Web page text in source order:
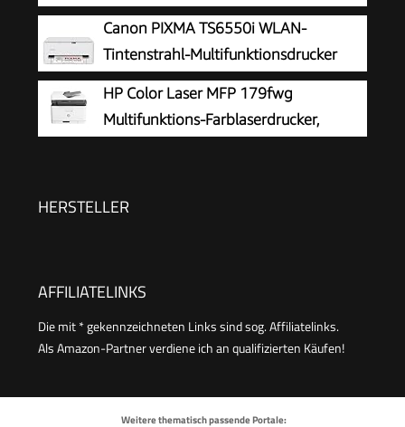
Druck, USB, LED Bedienfeld,
Ausgabefach für 100 Blatt, Auto-On/Auto-Off,
Smart App
Canon PIXMA TS6550i WLAN-
Tintenstrahl-Multifunktionsdrucker
HP Color Laser MFP 179fwg
Multifunktions-Farblaserdrucker,
Ethernet, USB, Smart App
HERSTELLER
AFFILIATELINKS
Die mit * gekennzeichneten Links sind sog. Affiliatelinks.
Als Amazon-Partner verdiene ich an qualifizierten Käufen!
Weitere thematisch passende Portale: